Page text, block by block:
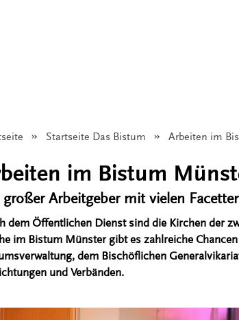
Startseite Das Bistum Angezeigt:
Arbeiten im
im Bistum
großer Arbeitgeber mit vielen
dem Öffentlichen Dienst sind die Kirchen der
im Bistum Münster gibt es zahlreiche
dem Bischöflichen
und Verbänden.